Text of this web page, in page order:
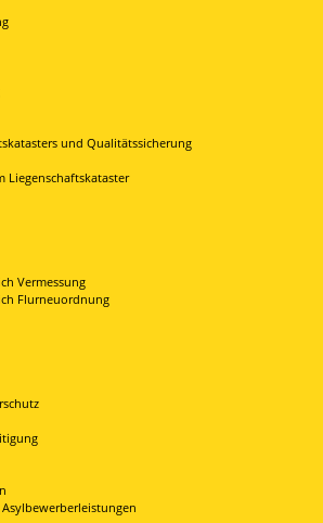
und Qualitätssicherung
Liegenschaftskataster
Vermessung
Flurneuordnung